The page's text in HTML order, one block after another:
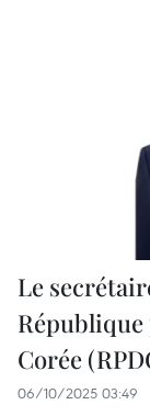
Le
Corée
06/10/2025 03:49